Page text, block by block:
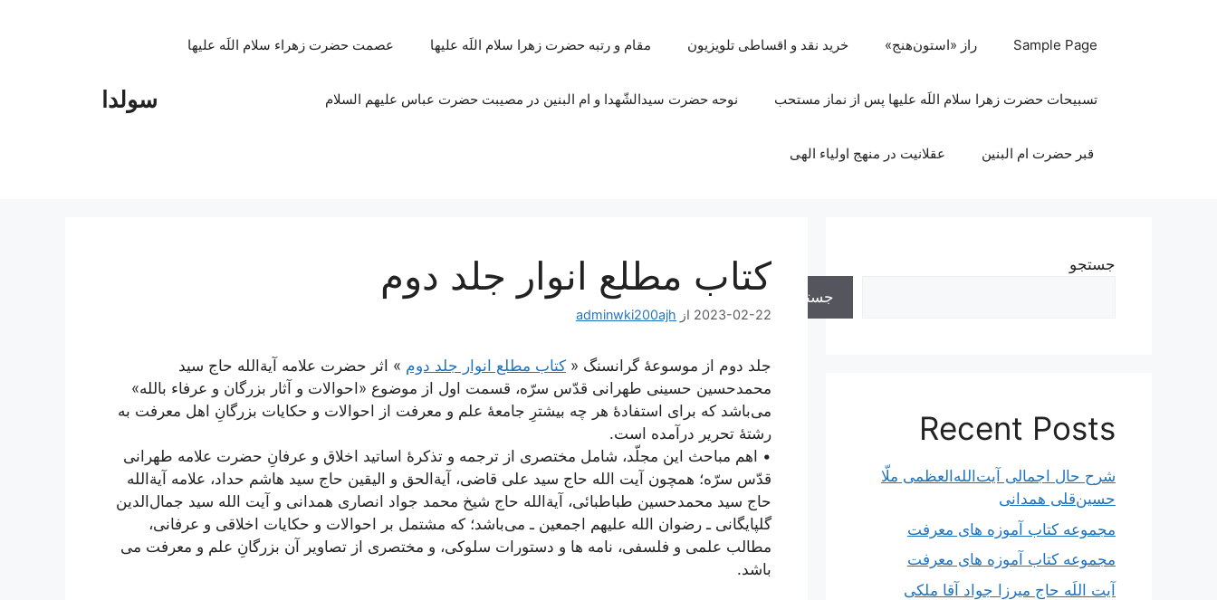
سولدا
Sample Page راز «استون‌هنج» خرید نقد و اقساطی تلویزیون مقام و رتبه حضرت زهرا سلام اللَه علیها عصمت حضرت زهراء سلام اللَه علیها
تسبیحات حضرت زهرا سلام اللَه علیها پس از نماز مستحب نوحه حضرت سیدالشّهدا و ام البنین در مصیبت حضرت عباس علیهم السلام
قبر حضرت ام البنین عقلانیت در منهج اولیاء الهی
کتاب مطلع انوار جلد دوم
2023-02-22 از adminwki200ajh
جلد دوم از موسوعۀ گرانسنگ « کتاب مطلع انوار جلد دوم » اثر حضرت علامه آیة‌الله حاج سید
محمدحسین حسینی طهرانی قدّس سرّه، قسمت اول از موضوع «احوالات و آثار بزرگان و عرفاء بالله»
می‌باشد که برای استفادۀ هر چه بیشترِ جامعۀ علم و معرفت از احوالات و حکایات بزرگانِ اهل معرفت به
رشتۀ تحریر درآمده است.
• اهم مباحث این مجلّد، شامل مختصری از ترجمه و تذکرۀ اساتید اخلاق و عرفانِ حضرت علامه طهرانی
قدّس سرّه؛ همچون آیت الله حاج سید علی قاضی، آیة‌الحق و الیقین حاج سید هاشم حداد، علامه آیة‌الله
حاج سید محمدحسین طباطبائی، آیة‌‌الله حاج شیخ محمد جواد انصاری همدانی و آیت الله سید جمال‌الدین
گلپایگانی ـ رضوان الله علیهم اجمعین ـ می‌باشد؛ که مشتمل بر احوالات و حکایات اخلاقی و عرفانی،
مطالب علمی و فلسفی، نامه ها و دستورات سلوکی، و مختصری از تصاویر آن بزرگانِ علم و معرفت می
باشد.
جستجو
جستجو
Recent Posts
شرح حال اجمالی آیت‌الله‌العظمی ملّا
حسین‌قلی همدانی
مجموعه کتاب آموزه های معرفت
مجموعه کتاب آموزه های معرفت
آیت اللَه حاج میرزا جواد آقا ملکی